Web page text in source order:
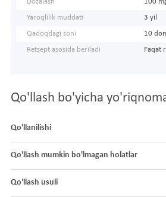
Dozalash 100
Yaroqlilik muddati 3 yil
Qadoqdagi soni 10
Retsept asosida beriladi Faqat
Qo'llash bo'yicha
Qo'llanilishi
Qo'llash mumkin bo'lmagan holatlar
Qo'llash usuli